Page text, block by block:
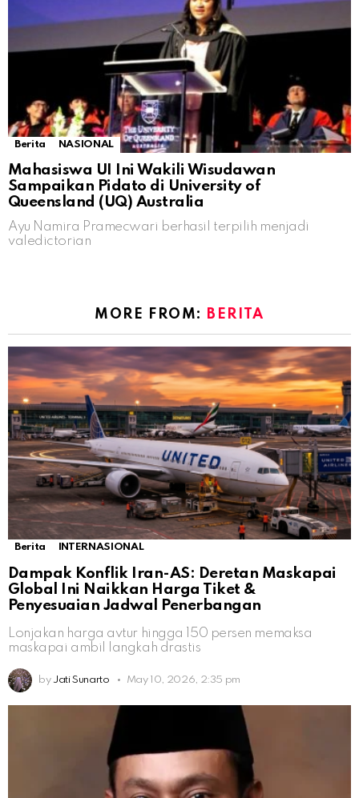
Berita NASIONAL
Mahasiswa UI Ini Wakili Wisudawan
Sampaikan Pidato di University of
Queensland (UQ) Australia
Ayu Namira Pramecwari berhasil terpilih menjadi
valedictorian
MORE FROM: BERITA
Berita INTERNASIONAL
Dampak Konflik Iran-AS: Deretan Maskapai
Global Ini Naikkan Harga Tiket &
Penyesuaian Jadwal Penerbangan
Lonjakan harga avtur hingga 150 persen memaksa
maskapai ambil langkah drastis
by Jati Sunarto May 10, 2026, 2:35 pm